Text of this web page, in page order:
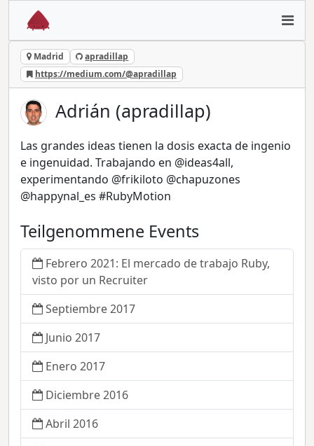
Madrid
apradillap
https://medium.com/@apradillap
Adrián (apradillap)
Las grandes ideas tienen la dosis exacta de ingenio
e ingenuidad. Trabajando en @ideas4all,
experimentando @frikiloto @chapuzones
@happynal_es #RubyMotion
Teilgenommene Events
Febrero 2021: El mercado de trabajo Ruby,
visto por un Recruiter
Septiembre 2017
Junio 2017
Enero 2017
Diciembre 2016
Abril 2016